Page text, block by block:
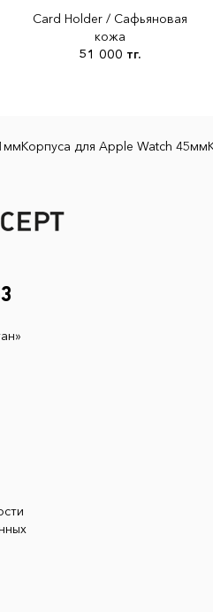
Card Holder / Сафьяновая
кожа
51 000 тг.
Корпуса для Apple Watch 45мм